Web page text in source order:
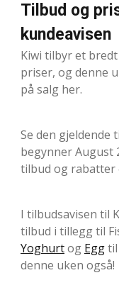
Tilbud og
kundeavisen
Kiwi tilbyr et
priser, og denne
på salg her.
Se den gjeldende
begynner August
tilbud og rabatter
I tilbudsavisen til
tilbud i tillegg til
Yoghurtog Egg
denne uken også!